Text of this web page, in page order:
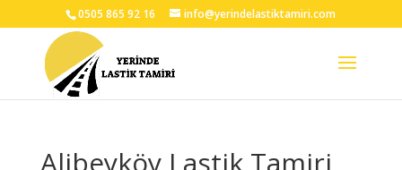
0505 865 92 16 info@yerindelastiktamiri.com
Alibeyköy Lastik Tamiri